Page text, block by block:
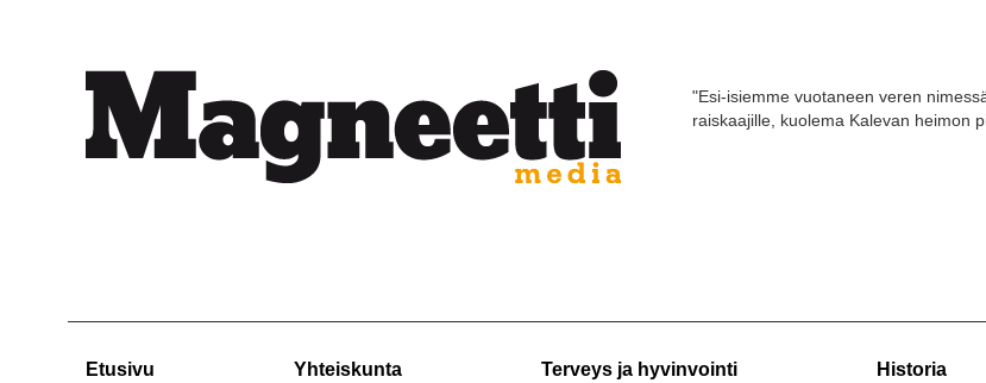
"Esi-isiemme vuotaneen veren
raiskaajille, kuolema Kalevan heimon
Etusivu Yhteiskunta Terveys ja hyvinvointi Historia